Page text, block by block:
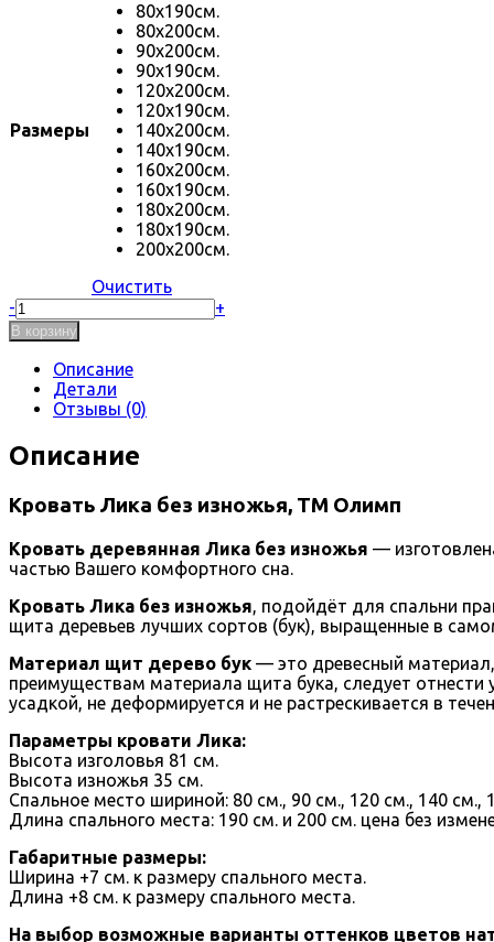
Размеры
80х190см.
80х200см.
90х200см.
90х190см.
120х200см.
120х190см.
140х200см.
140х190см.
160х200см.
160х190см.
180х200см.
180х190см.
200х200см.
Очистить
Количество
товара
Кровать
Лика
без
изножья
- +
В корзину
Описание
Детали
Отзывы (0)
Описание
Кровать Лика без изножья, ТМ Олимп
Кровать деревянная Лика без изножья —
частью Вашего комфортного сна.
Кровать Лика без изножья , подойдёт для спальни
щита деревьев лучших сортов (бук), выращенные в
Материал щит дерево бук — это древесный
преимуществам материала щита бука, следует
усадкой, не деформируется и не растрескивается в
Параметры кровати Лика:
Высота изголовья 81 см.
Высота изножья 35 см.
Спальное место шириной: 80 см., 90 см., 120 см., 140 см.,
Длина спального места: 190 см. и 200 см. цена без
Габаритные размеры:
Ширина +7 см. к размеру спального места.
Длина +8 см. к размеру спального места.
На выбор возможные варианты оттенков цветов